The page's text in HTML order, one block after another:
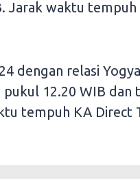
Jarak waktu tempuh
dengan relasi
12.20 WIB dan
tempuh KA Direct